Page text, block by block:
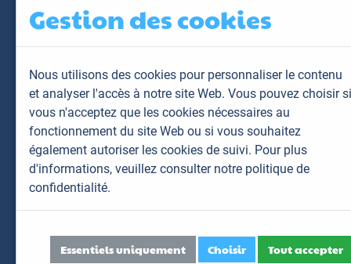
FAQ
Mon espace
Mes animaux
Mes résultats
Mes commandes
Mes factures
Gestion des cookies
Nous utilisons des cookies pour personnaliser le contenu
et analyser l'accès à notre site Web. Vous pouvez choisir si
vous n'acceptez que les cookies nécessaires au
fonctionnement du site Web ou si vous souhaitez
également autoriser les cookies de suivi. Pour plus
d'informations, veuillez consulter notre politique de
confidentialité.
Essentiels uniquement Choisir Tout accepter